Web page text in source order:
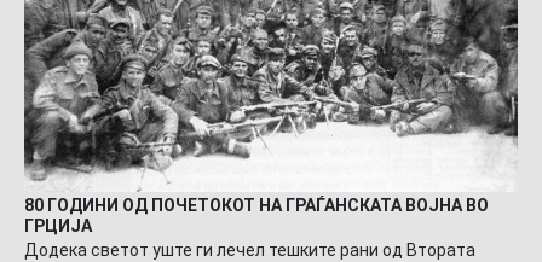
80 ГОДИНИ ОД ПОЧЕТОКОТ НА ГРАЃАНСКАТА ВОЈНА ВО
ГРЦИЈА
Додека светот уште ги лечел тешките рани од Втората